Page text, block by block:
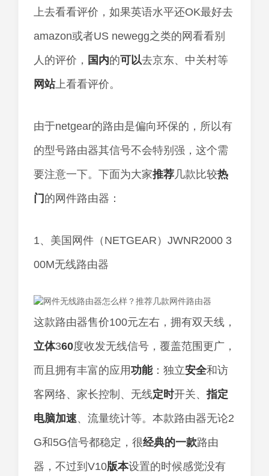
上去看看评价，如果英语水平还OK最好去
amazon或者US newegg之类的网看看别
人的评价， 国内的可以去京东、中关村等
网站上看看评价。
由于netgear的路由是偏向环保的，所以有
的型号路由器其信号不会特别强，这个需
要注意一下。下面为大家推荐 几款比较热
门的网件路由器：
1、美国网件（NETGEAR）JWNR2000 3
00M无线路由器
这款路由器售价100元左右，拥有双天线，
立体360度收发无线信号，覆盖范围更广，
而且拥有丰富的应用功能：独立安全和访
客网络、家长控制、无线定时开关、指定
电脑加速、流量统计等。本款路由器无论2
G和5G信号都稳定，很经典的一款路由
器，不过到V10版本设置的时候感觉没有